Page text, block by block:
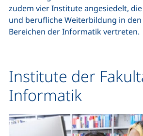
zudem vier Institute angesiedelt,
und berufliche Weiterbildung in
Bereichen der Informatik vertreten.
Institute der
Informatik